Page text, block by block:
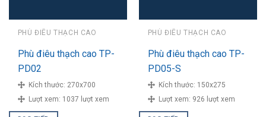
PHÙ ĐIÊU THẠCH CAO
Phù điêu thạch cao TP-
PD02
Kích thước: 270x700
Lượt xem: 1037 lượt xem
PHÙ ĐIÊU THẠCH CAO
Phù điêu thạch cao TP-
PD05-S
Kích thước: 150x275
Lượt xem: 926 lượt xem